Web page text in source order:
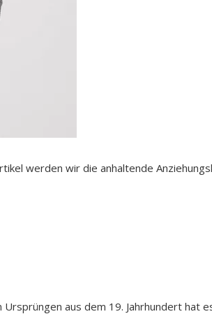
werden wir die anhaltende
aus dem 19. Jahrhundert hat